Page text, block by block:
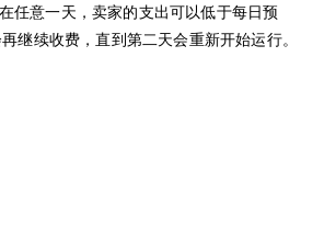
任意一天，卖家的支出可以低于每日预
继续收费，直到第二天会重新开始运行。